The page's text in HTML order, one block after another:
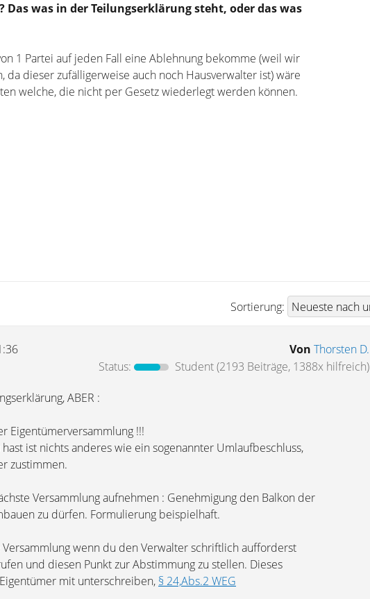
Das was in der Teilungserklärung steht, oder das was
1 Partei auf jeden Fall eine Ablehnung bekomme (weil wir
da dieser zufälligerweise auch noch Hausverwalter ist) wäre
welche, die nicht per Gesetz wiederlegt werden können.
Sortierung:
Von Thorsten D.
Status:
Student(2193 Beiträge, 1388x hilfreich)
ABER :
Eigentümerversammlung !!!
ist nichts anderes wie ein sogenannter Umlaufbeschluss,
zustimmen.
Versammlung aufnehmen : Genehmigung den Balkon der
zu dürfen. Formulierung beispielhaft.
wenn du den Verwalter schriftlich aufforderst
und diesen Punkt zur Abstimmung zu stellen. Dieses
mit unterschreiben, § 24,Abs.2 WEG